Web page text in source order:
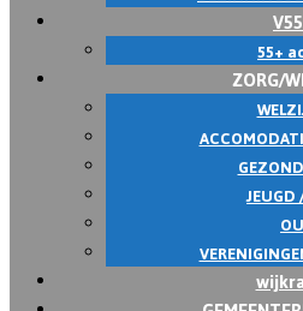
55+
ZORG/
JEUGD